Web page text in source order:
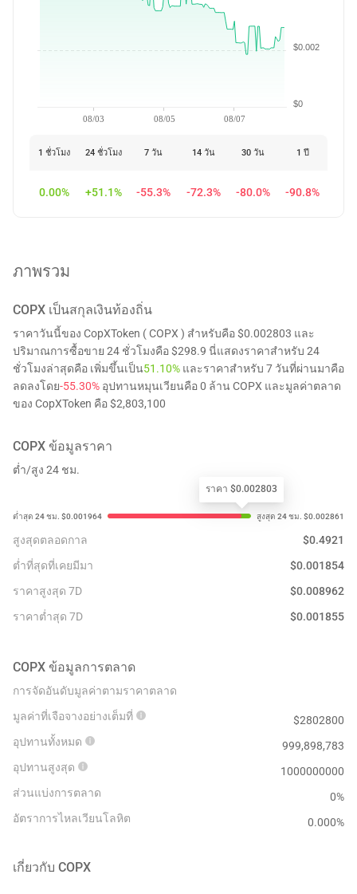
08/03 08/05 08/07
$0
$0.002
1 ชั่วโมง 24 ชั่วโมง 7 วัน 14 วัน 30 วัน 1 ปี
0.00% +51.1% -55.3% -72.3% -80.0% -90.8%
ภาพรวม
COPX เป็นสกุลเงินท้องถิ่น
ราคาวันนี้ของ CopXToken ( COPX ) สำหรับคือ $0.002803 และ
ปริมาณการซื้อขาย 24 ชั่วโมงคือ $298.9 นี่แสดงราคาสำหรับ 24
ชั่วโมงล่าสุดคือ เพิ่มขึ้นเป็น51.10% และราคาสำหรับ 7 วันที่ผ่านมาคือ
ลดลงโดย-55.30% อุปทานหมุนเวียนคือ 0 ล้าน COPX และมูลค่าตลาด
ของ CopXToken คือ $2,803,100
COPX ข้อมูลราคา
ต่ำ/สูง 24 ชม.
ราคา $0.002803
สูงสุดตลอดกาล $0.4921
ต่ำที่สุดที่เคยมีมา
$0.001854
ราคาสูงสุด 7D
$0.008962
ราคาต่ำสุด 7D
$0.001855
COPX ข้อมูลการตลาด
การจัดอันดับมูลค่าตามราคาตลาด
มูลค่าที่เจือจางอย่างเต็มที่
$2802800
อุปทานทั้งหมด
999,898,783
อุปทานสูงสุด
1000000000
ส่วนแบ่งการตลาด
0%
อัตราการไหลเวียนโลหิต
0.000%
เกี่ยวกับ COPX